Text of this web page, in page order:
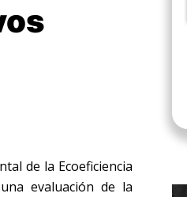
de la Ecoeficiencia
evaluación de la